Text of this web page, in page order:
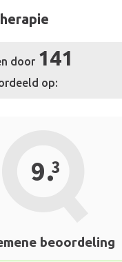
door 141
op:
9.3
beoordeling